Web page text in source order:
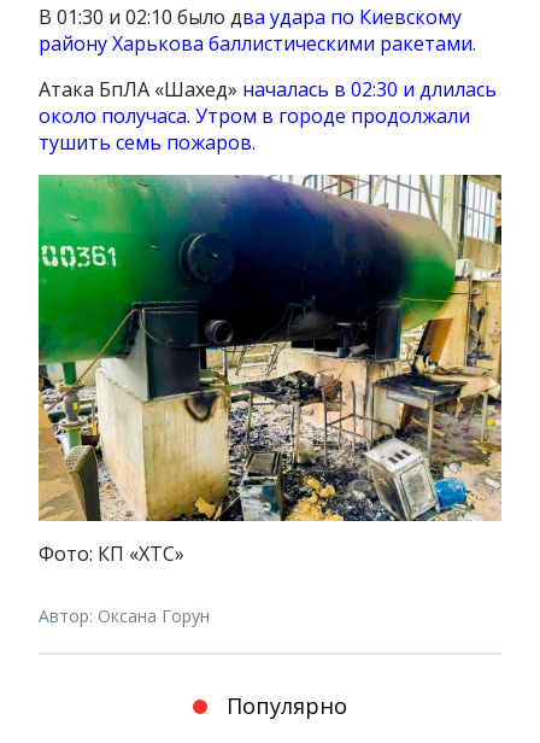
В 01:30 и 02:10 было два удара по Киевскому
району Харькова баллистическими ракетами.
Атака БпЛА «Шахед» началась в 02:30 и длилась
около получаса.Утром в городе продолжали
тушить семь пожаров.
Фото: КП «ХТС»
Автор: Оксана Горун
Популярно